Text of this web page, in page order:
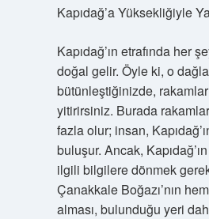
Kapıdağ’a Yüksekliğiyle
Kapıdağ’ın etrafında her
doğal gelir. Öyle ki, o dağla
bütünleştiğinizde,
yitirirsiniz. Burada
fazla olur; insan,
buluşur. Ancak,
ilgili bilgilere dönmek
Çanakkale Boğazı’nın
alması, bulunduğu yeri